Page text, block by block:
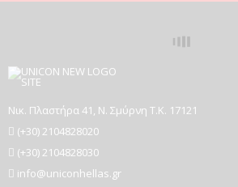
Νικ. Πλαστήρα 41, Ν. Σμύρνη T.K. 17121
(+30) 2104828020
(+30) 2104828030
info@uniconhellas.gr